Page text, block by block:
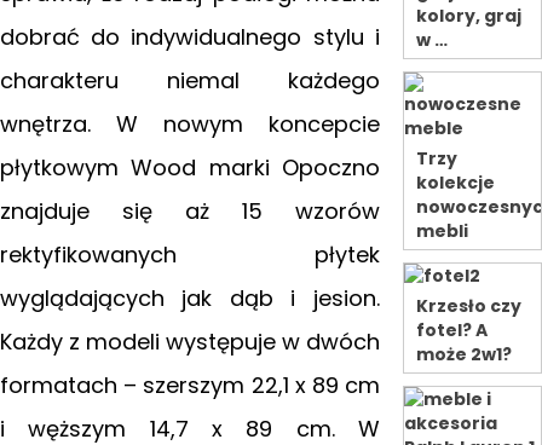
dobrać do indywidualnego stylu i
charakteru niemal każdego
wnętrza. W nowym koncepcie
płytkowym Wood marki Opoczno
znajduje się aż 15 wzorów
rektyfikowanych płytek
wyglądających jak dąb i jesion.
Każdy z modeli występuje w dwóch
formatach – szerszym 22,1 x 89 cm
i węższym 14,7 x 89 cm. W
kolory, graj
w …
Trzy
kolekcje
mebli
Krzesło czy
fotel? A
może 2w1?